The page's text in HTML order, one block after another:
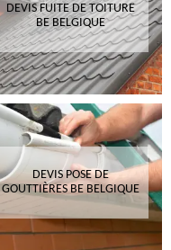
DEVIS FUITE DE TOITURE
BE BELGIQUE
DEVIS POSE DE
GOUTTIÈRES BE BELGIQUE